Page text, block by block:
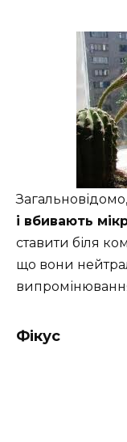
і вбивають
ставити біля
що вони
Фікус